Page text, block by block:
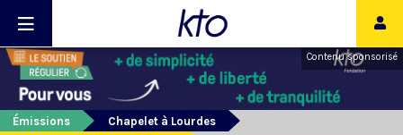
Contenu sponsorisé
Émissions
Chapelet à Lourdes